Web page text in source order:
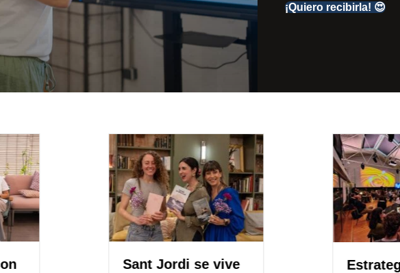
¡Quiero recibirla! 😍
Sant Jordi se vive
Estrategias